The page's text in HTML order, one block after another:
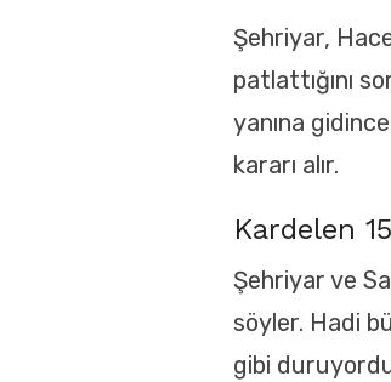
Şehriyar,
patlattığını
yanına
kararı alır.
Kardelen
Şehriyar ve
söyler. Hadi
gibi